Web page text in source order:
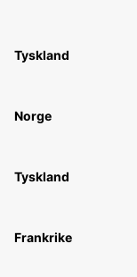
Tyskland
Norge
Tyskland
Frankrike